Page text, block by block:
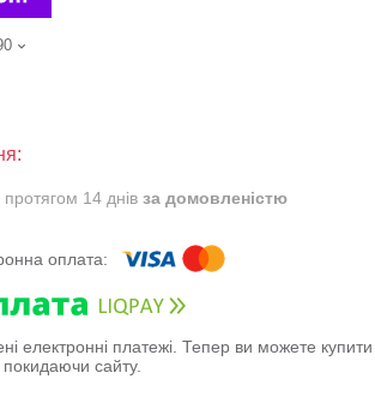
14 днів за домовленістю
електронні платежі. Тепер ви можете купити
сайту.